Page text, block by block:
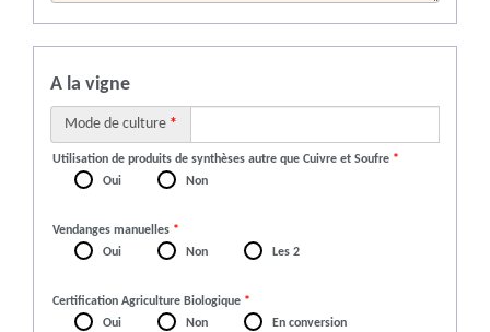
A la vigne
Mode de culture *
Utilisation de produits de synthèses autre que Cuivre et Soufre *
Oui
Non
Vendanges manuelles *
Oui
Non Les 2
Certification Agriculture Biologique *
Oui
Non En conversion